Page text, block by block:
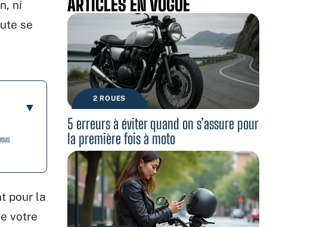
ni
se
pour la
votre
ARTICLES EN VOGUE
2 ROUES
5 erreurs à éviter quand on s’assure pour
la première fois à moto